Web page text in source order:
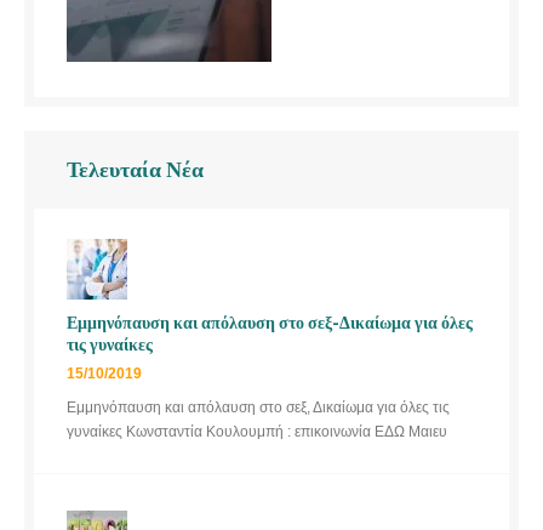
Τελευταία Νέα
Εμμηνόπαυση και απόλαυση στο σεξ-Δικαίωμα για όλες
τις γυναίκες
15/10/2019
Εμμηνόπαυση και απόλαυση στο σεξ, Δικαίωμα για όλες τις
γυναίκες Κωνσταντία Κουλουμπή : επικοινωνία ΕΔΩ Μαιευ